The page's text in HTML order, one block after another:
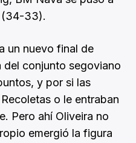
(34-33).
un nuevo final de
conjunto segoviano
y por si las
o le entraban
Pero ahí Oliveira no
emergió la figura